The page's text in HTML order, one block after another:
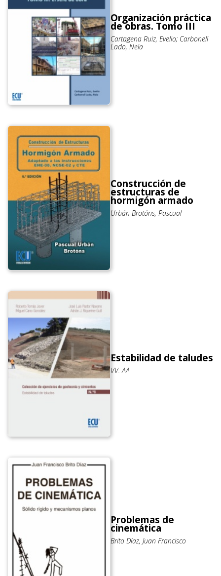
Organización práctica
de obras. Tomo III
Cartagena Ruiz, Evelio; Carbonell
Lado, Nela
Construcción de
estructuras de
hormigón armado
Urbán Brotóns, Pascual
Estabilidad de taludes
VV. AA
Problemas de
cinemática
Brito Díaz, Juan Francisco